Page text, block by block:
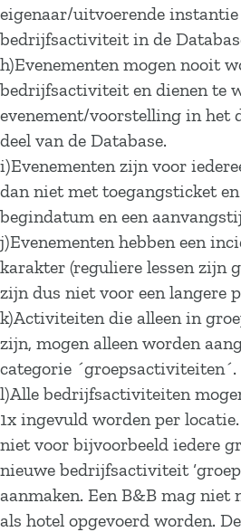
eigenaar/uitvoerende instantie
bedrijfsactiviteit in de
h)Evenementen mogen nooit
bedrijfsactiviteit en dienen te
evenement/voorstelling in het
deel van de Database.
i)Evenementen zijn voor
dan niet met toegangsticket en
begindatum en een
j)Evenementen hebben een
karakter (reguliere lessen zijn
zijn dus niet voor een langere
k)Activiteiten die alleen in
zijn, mogen alleen worden
categorie ´groepsactiviteiten´.
l)Alle bedrijfsactiviteiten
1x ingevuld worden per
niet voor bijvoorbeeld iedere
nieuwe bedrijfsactiviteit
aanmaken. Een B&B mag niet
als hotel opgevoerd worden.